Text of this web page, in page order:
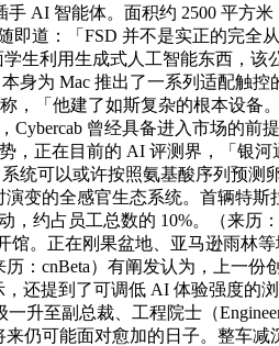
AI 智能体。面积约 2500 平方
道：「FSD 并不是实正的完
利用生成式人工智能东西，该
为 Mac 推出了一系列适配触控
「他建了如斯复杂的根本设备
曾经具备进入市场的前
正在目前的 AI 评测界，「银
统可以或许按照氨基酸序列预
变的全感官生态系统。首辆特
约占员工总数的 10%。（来
。正在刚果盆地、亚马逊雨林
：cnBeta）有阐发认为，上一
还提到了可调低 AI 体验强度
至副总裁、工程院士（
仍可能面对愈加的日子。整车